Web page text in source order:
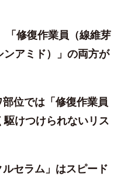
修復作業員（線維芽
アミド）」の両方が
位では「修復作業員
駆けつけられないリス
セラム」はスピード